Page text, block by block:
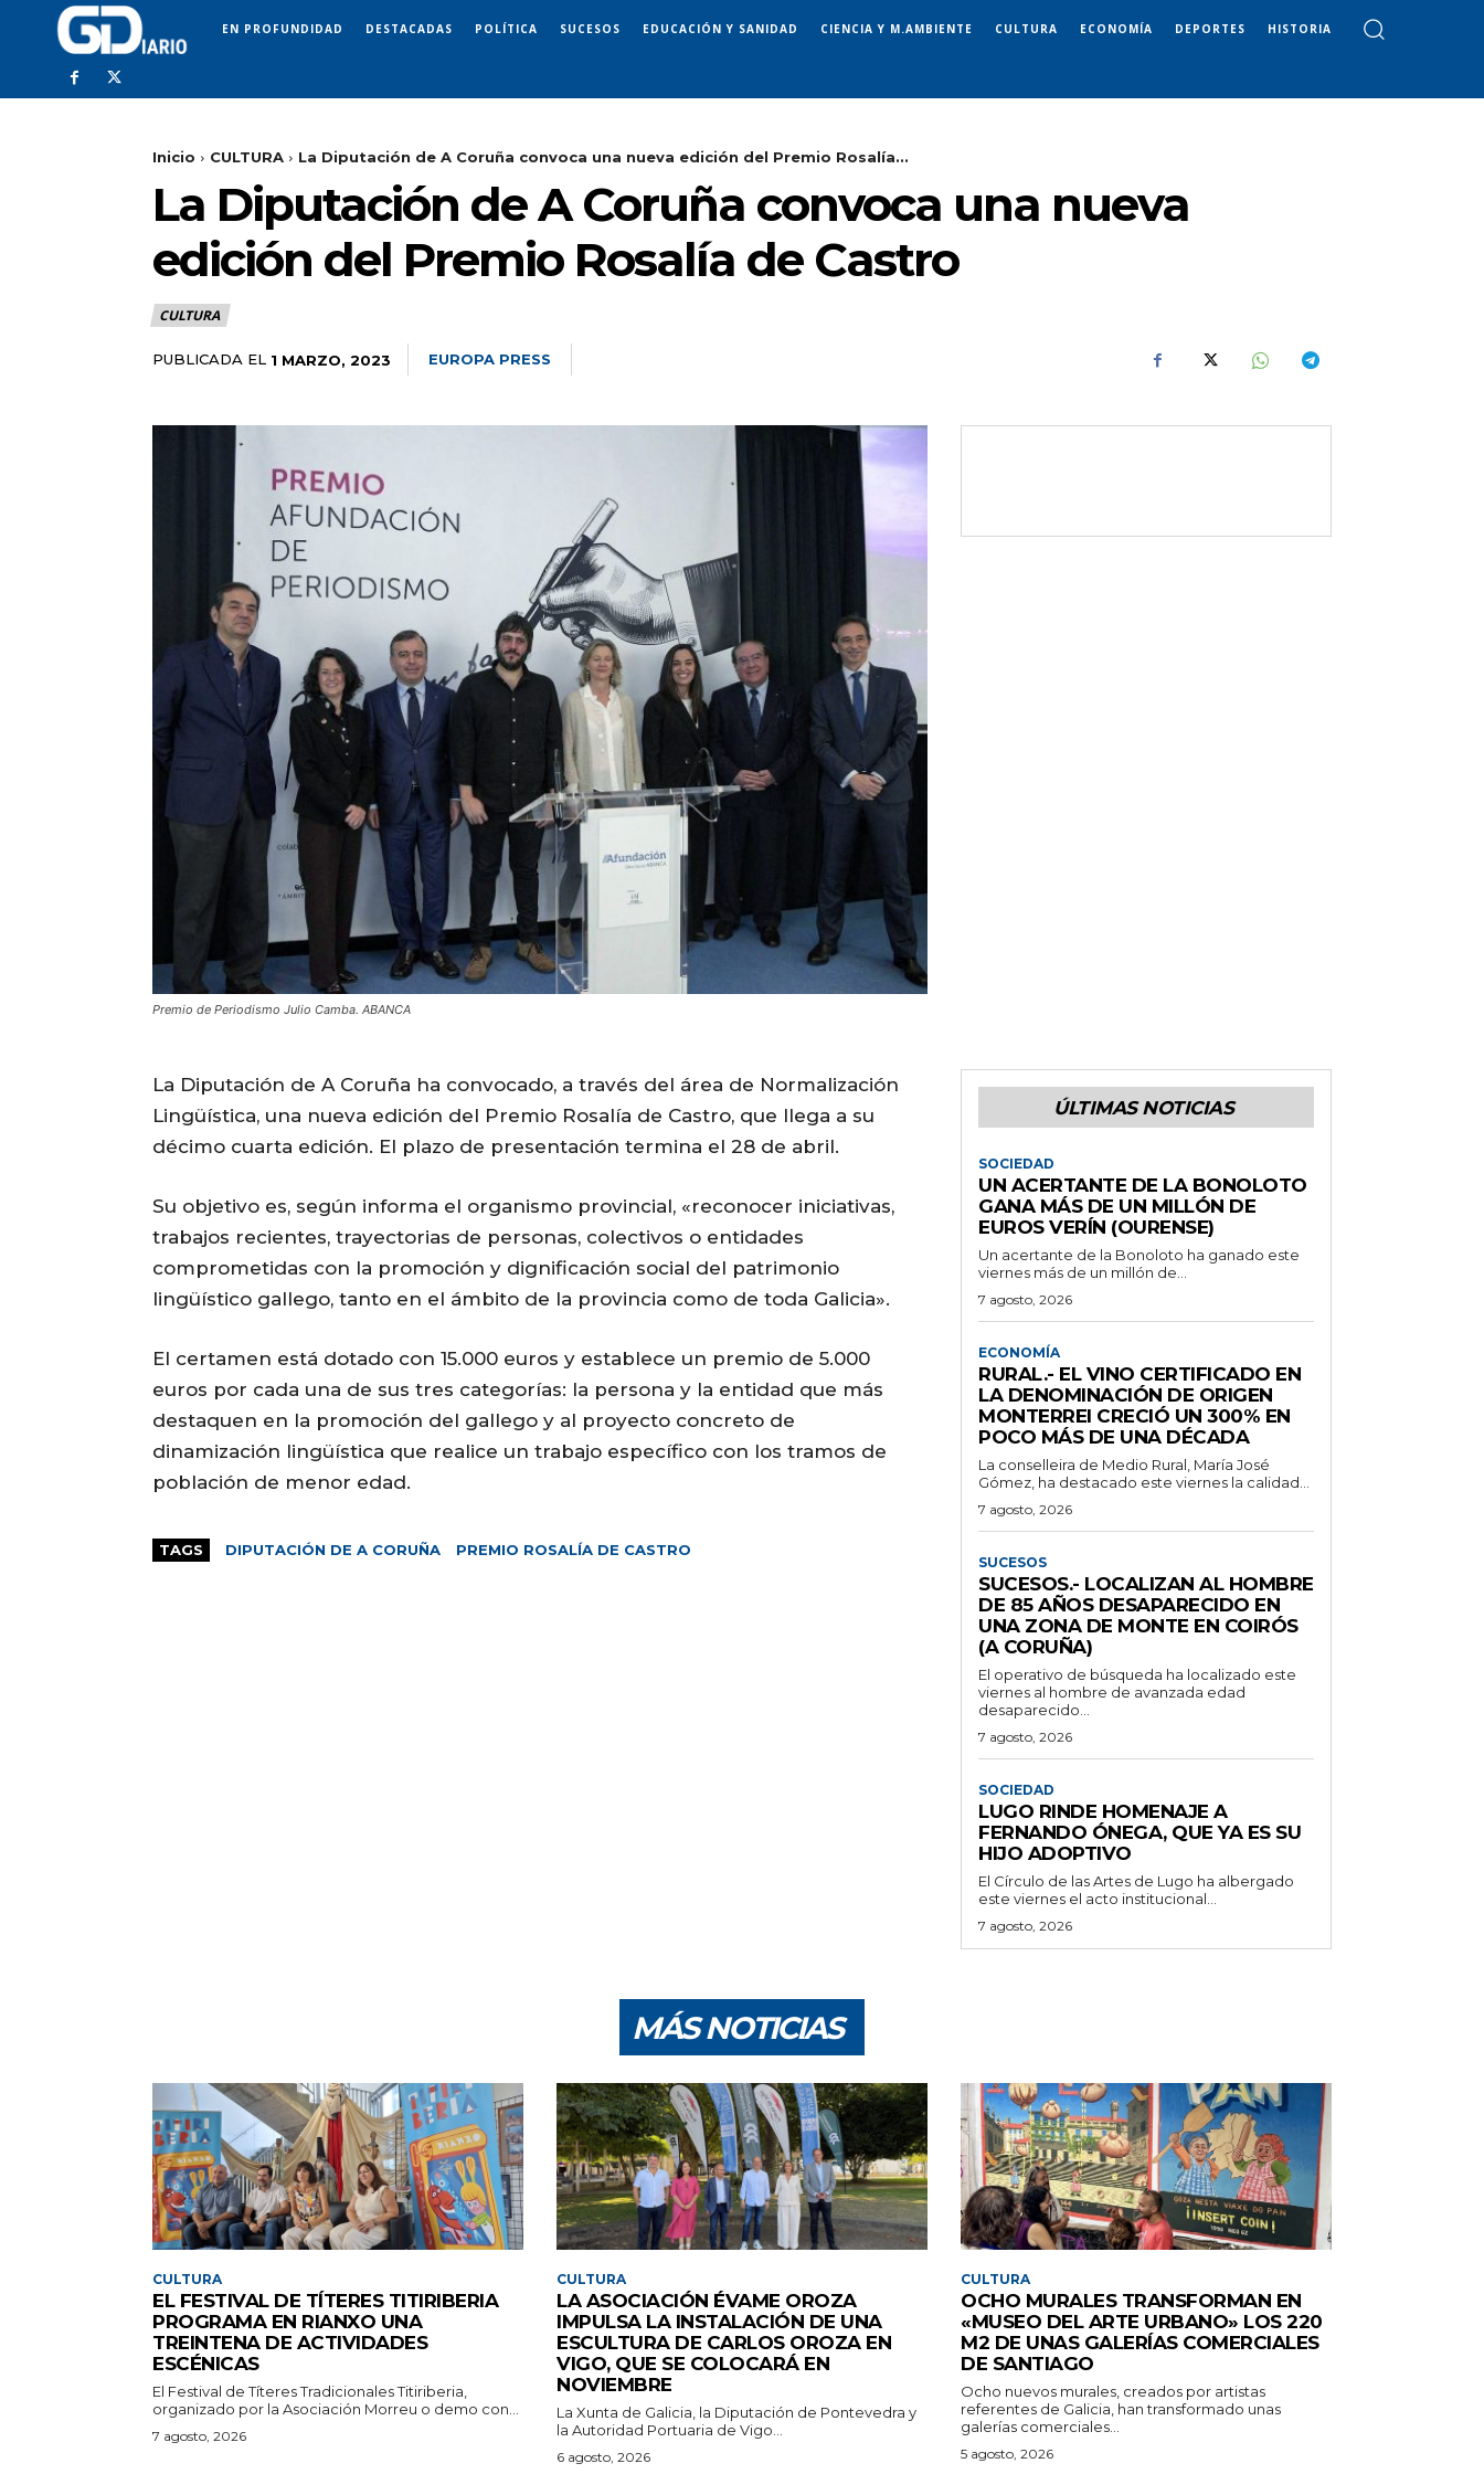
EN PROFUNDIDAD DESTACADAS POLÍTICA SUCESOS EDUCACIÓN Y SANIDAD CIENCIA Y M.AMBIENTE CULTURA ECONOMÍA DEPORTES HISTORIA
Inicio CULTURA La Diputación de A Coruña convoca una nueva edición del Premio Rosalía...
La Diputación de A Coruña convoca una nueva
edición del Premio Rosalía de Castro
CULTURA
PUBLICADA EL 1 MARZO, 2023 EUROPA PRESS
Premio de Periodismo Julio Camba. ABANCA
La Diputación de A Coruña ha convocado, a través del área de Normalización
Lingüística, una nueva edición del Premio Rosalía de Castro, que llega a su
décimo cuarta edición. El plazo de presentación termina el 28 de abril.
Su objetivo es, según informa el organismo provincial, «reconocer iniciativas,
trabajos recientes, trayectorias de personas, colectivos o entidades
comprometidas con la promoción y dignificación social del patrimonio
lingüístico gallego, tanto en el ámbito de la provincia como de toda Galicia».
El certamen está dotado con 15.000 euros y establece un premio de 5.000
euros por cada una de sus tres categorías: la persona y la entidad que más
destaquen en la promoción del gallego y al proyecto concreto de
dinamización lingüística que realice un trabajo específico con los tramos de
población de menor edad.
TAGS DIPUTACIÓN DE A CORUÑA PREMIO ROSALÍA DE CASTRO
ÚLTIMAS NOTICIAS
SOCIEDAD
UN ACERTANTE DE LA BONOLOTO
GANA MÁS DE UN MILLÓN DE
EUROS VERÍN (OURENSE)
Un acertante de la Bonoloto ha ganado este
viernes más de un millón de...
7 agosto, 2026
ECONOMÍA
RURAL.- EL VINO CERTIFICADO EN
LA DENOMINACIÓN DE ORIGEN
MONTERREI CRECIÓ UN 300% EN
POCO MÁS DE UNA DÉCADA
La conselleira de Medio Rural, María José
Gómez, ha destacado este viernes la calidad...
7 agosto, 2026
SUCESOS
SUCESOS.- LOCALIZAN AL HOMBRE
DE 85 AÑOS DESAPARECIDO EN
UNA ZONA DE MONTE EN COIRÓS
(A CORUÑA)
El operativo de búsqueda ha localizado este
viernes al hombre de avanzada edad
desaparecido...
7 agosto, 2026
SOCIEDAD
LUGO RINDE HOMENAJE A
FERNANDO ÓNEGA, QUE YA ES SU
HIJO ADOPTIVO
El Círculo de las Artes de Lugo ha albergado
este viernes el acto institucional...
7 agosto, 2026
MÁS NOTICIAS
CULTURA
EL FESTIVAL DE TÍTERES TITIRIBERIA
PROGRAMA EN RIANXO UNA
TREINTENA DE ACTIVIDADES
ESCÉNICAS
El Festival de Títeres Tradicionales Titiriberia,
organizado por la Asociación Morreu o demo con...
7 agosto, 2026
CULTURA
LA ASOCIACIÓN ÉVAME OROZA
IMPULSA LA INSTALACIÓN DE UNA
ESCULTURA DE CARLOS OROZA EN
VIGO, QUE SE COLOCARÁ EN
NOVIEMBRE
La Xunta de Galicia, la Diputación de Pontevedra y
la Autoridad Portuaria de Vigo...
6 agosto, 2026
CULTURA
OCHO MURALES TRANSFORMAN EN
«MUSEO DEL ARTE URBANO» LOS 220
M2 DE UNAS GALERÍAS COMERCIALES
DE SANTIAGO
Ocho nuevos murales, creados por artistas
referentes de Galicia, han transformado unas
galerías comerciales...
5 agosto, 2026